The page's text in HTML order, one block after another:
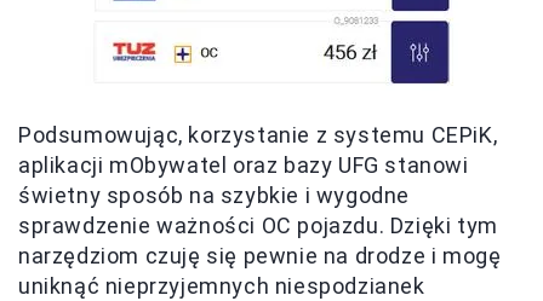
Podsumowując, korzystanie z systemu CEPiK,
aplikacji mObywatel oraz bazy UFG stanowi
świetny sposób na szybkie i wygodne
sprawdzenie ważności OC pojazdu. Dzięki tym
narzędziom czuję się pewnie na drodze i mogę
uniknąć nieprzyjemnych niespodzianek